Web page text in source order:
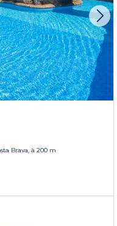
Brava, à 200 m